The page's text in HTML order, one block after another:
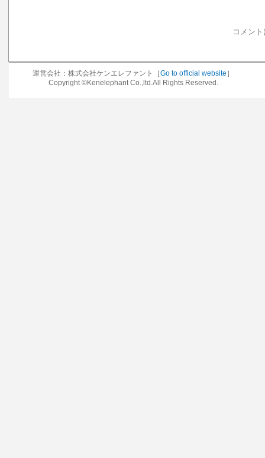
コメン
運営会社：株式会社ケンエレファント［Go to official website ］
Copyright ©Kenelephant Co.,ltd.All Rights Reserved.